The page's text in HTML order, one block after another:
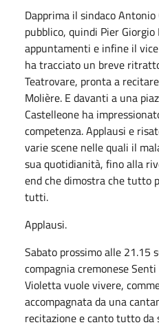
Dapprima il sindaco
pubblico, quindi Pier
appuntamenti e infine il
ha tracciato un breve
Teatrovare, pronta a
Molière. E davanti a una
Castelleone ha
competenza. Applausi e
varie scene nelle quali il
sua quotidianità, fino alla
end che dimostra che tutto
tutti.
Applausi.
Sabato prossimo alle 21.15
compagnia cremonese
Violetta vuole vivere,
accompagnata da una
recitazione e canto tutto da